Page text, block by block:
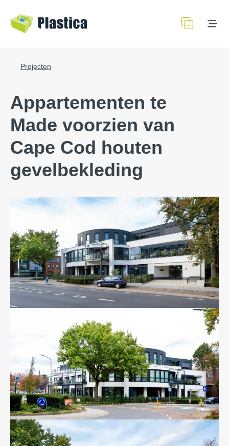
Projecten
Appartementen te
Made voorzien van
Cape Cod houten
gevelbekleding